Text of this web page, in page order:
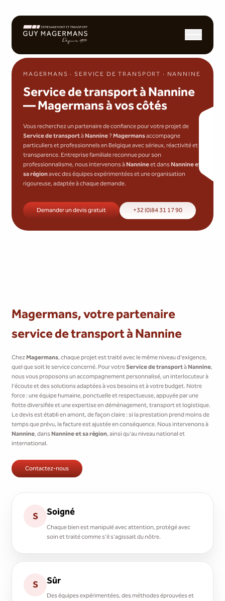
MAGERMANS · SERVICE DE TRANSPORT · NANNINE
Service de transport à Nannine
— Magermans à vos côtés
Vous recherchez un partenaire de confiance pour votre projet de
Service de transportàNannine ?Magermansaccompagne
particuliers et professionnels en Belgique avec sérieux, réactivité et
transparence. Entreprise familiale reconnue pour son
professionnalisme, nous intervenons àNannineet dansNannine et
sa régionavec des équipes expérimentées et une organisation
rigoureuse, adaptée à chaque demande.
Demander un devis gratuit +32 (0)84 31 17 90
Magermans, votre partenaire
service de transport à Nannine
ChezMagermans, chaque projet est traité avec le même niveau d'exigence,
quel que soit le service concerné. Pour votreService de transportàNannine,
nous vous proposons un accompagnement personnalisé, un interlocuteur à
l'écoute et des solutions adaptées à vos besoins et à votre budget. Notre
force : une équipe humaine, ponctuelle et respectueuse, appuyée par une
flotte diversifiée et une expertise en déménagement, transport et logistique.
Le devis est établi en amont, de façon claire : si la prestation prend moins de
temps que prévu, la facture est ajustée en conséquence. Nous intervenons à
Nannine, dansNannine et sa région, ainsi qu'au niveau national et
international.
Contactez-nous
S Soigné
Chaque bien est manipulé avec attention, protégé avec
soin et traité comme s'il s'agissait du nôtre.
S Sûr
Des équipes expérimentées, des méthodes éprouvées et